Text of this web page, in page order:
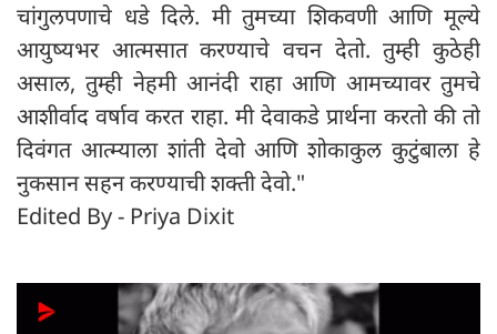
चांगुलपणाचे धडे दिले. मी तुमच्या शिकवणी आणि मूल्ये
आयुष्यभर आत्मसात करण्याचे वचन देतो. तुम्ही कुठेही
असाल, तुम्ही नेहमी आनंदी राहा आणि आमच्यावर तुमचे
आशीर्वाद वर्षाव करत राहा. मी देवाकडे प्रार्थना करतो की तो
दिवंगत आत्म्याला शांती देवो आणि शोकाकुल कुटुंबाला हे
नुकसान सहन करण्याची शक्ती देवो."
Edited By - Priya Dixit